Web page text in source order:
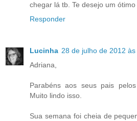
chegar lá tb. Te desejo um
Responder
Lucinha 28 de julho de 2012
Adriana,
Parabéns aos seus pais
Muito lindo isso.
Sua semana foi cheia de